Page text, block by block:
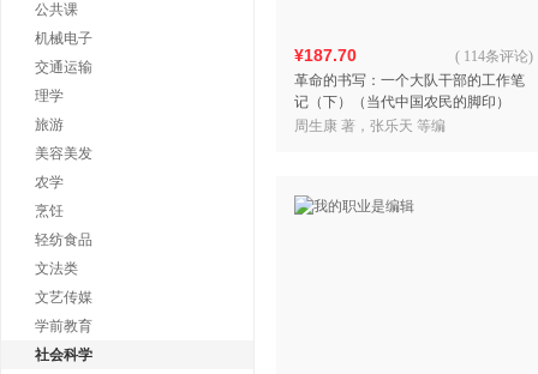
公共课
机械电子
交通运输
理学
旅游
美容美发
农学
烹饪
轻纺食品
文法类
文艺传媒
学前教育
社会科学
¥187.70
革命的书写：一个大队干部的工作笔
记（下）（当代中国农民的脚印）
( 114条评论)
周生康 著，张乐天 等编